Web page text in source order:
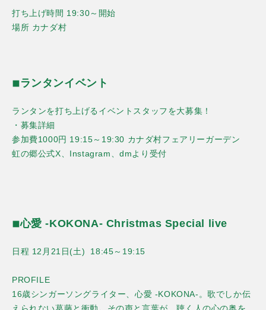
打ち上げ時間 19:30～開始
場所 カナダ村
◾︎ランタンイベント
ランタンを打ち上げるイベントスタッフを大募集！
・募集詳細
参加費1000円 19:15～19:30 カナダ村フェアリーガーデン
虹の郷公式X、Instagram、dmより受付
◾︎心愛 -KOKONA- Christmas Special live
日程 12月21日(土) 18:45～19:15
PROFILE
16歳シンガーソングライター、心愛 -KOKONA-。歌でしか伝